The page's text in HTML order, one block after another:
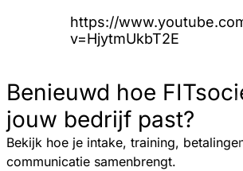
https://
v=HjytmUkbT2E
Benieuwd hoe
jouw bedrijf past?
Bekijk hoe je intake, training,
communicatie samenbrengt.